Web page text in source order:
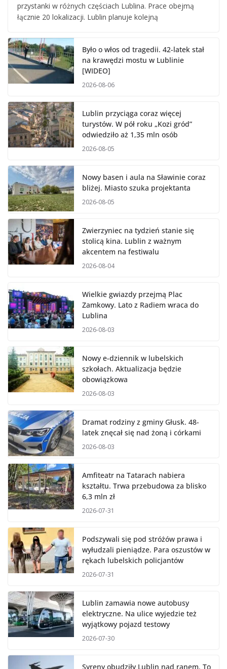
przystanki w różnych częściach Lublina. Prace obejmą
łącznie 20 lokalizacji. Lublin planuje kolejną
Było o włos od tragedii. 42-latek stał
na krawędzi mostu w Lublinie
[WIDEO]
2026-08-06
Lublin przyciąga coraz więcej
turystów. W pół roku „Kozi gród”
odwiedziło aż 1,35 mln osób
2026-08-05
Nowy basen i aula na Sławinie coraz
bliżej. Miasto szuka projektanta
2026-08-05
Zwierzyniec na tydzień stanie się
stolicą kina. Lublin z ważnym
akcentem na festiwalu
2026-08-04
Wielkie gwiazdy przejmą Plac
Zamkowy. Lato z Radiem wraca do
Lublina
2026-08-03
Nowy e-dziennik w lubelskich
szkołach. Aktualizacja będzie
obowiązkowa
2026-08-03
Dramat rodziny z gminy Głusk. 48-
latek znęcał się nad żoną i córkami
2026-08-03
Amfiteatr na Tatarach nabiera
kształtu. Trwa przebudowa za blisko
6,3 mln zł
2026-07-31
Podszywali się pod stróżów prawa i
wyłudzali pieniądze. Para oszustów w
rękach lubelskich policjantów
2026-07-31
Lublin zamawia nowe autobusy
elektryczne. Na ulice wyjedzie też
wyjątkowy pojazd testowy
2026-07-30
Syreny obudziły Lublin nad ranem. To